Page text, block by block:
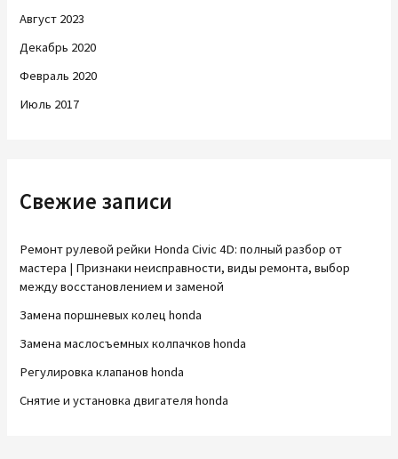
Август 2023
Декабрь 2020
Февраль 2020
Июль 2017
Свежие записи
Ремонт рулевой рейки Honda Civic 4D: полный разбор от
мастера | Признаки неисправности, виды ремонта, выбор
между восстановлением и заменой
Замена поршневых колец honda
Замена маслосъемных колпачков honda
Регулировка клапанов honda
Снятие и установка двигателя honda